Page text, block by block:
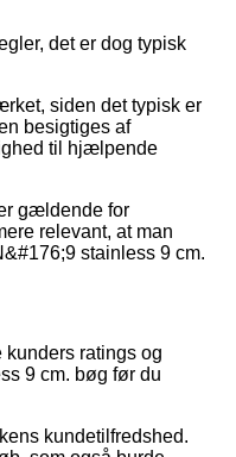
det er dog typisk
siden det typisk er
besigtiges af
til hjælpende
gældende for
relevant, at man
stainless 9 cm.
ratings og
9 cm. bøg før du
kundetilfredshed.